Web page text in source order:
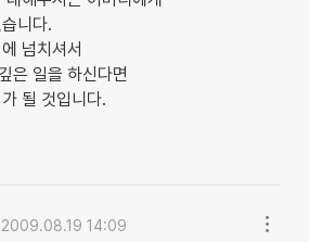
니다.
넘치셔서
은 일을 하신다면
될 것입니다.
2009.08.19 14:09